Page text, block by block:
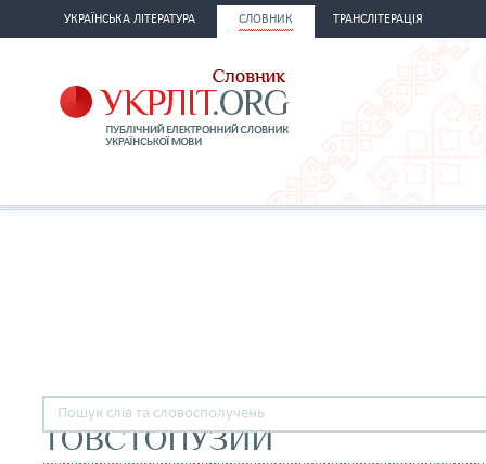
УКРАЇНСЬКА ЛІТЕРАТУРА СЛОВНИК ТРАНСЛІТЕРАЦІЯ
ТОВСТОПУЗИЙ